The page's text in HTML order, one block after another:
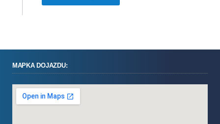
MAPKA DOJAZDU: